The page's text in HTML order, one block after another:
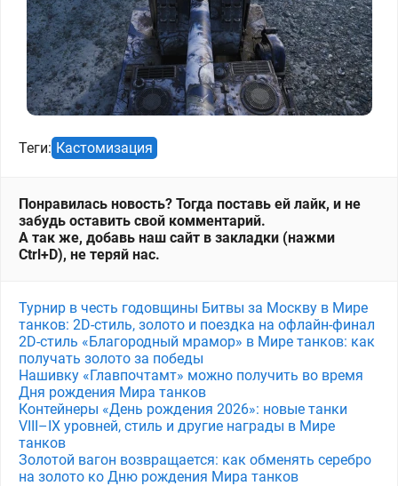
Теги: Кастомизация
Понравилась новость? Тогда поставь ей лайк, и не
забудь оставить свой комментарий.
А так же, добавь наш сайт в закладки (нажми
Ctrl+D), не теряй нас.
Турнир в честь годовщины Битвы за Москву в Мире
танков: 2D-стиль, золото и поездка на офлайн-финал
2D-стиль «Благородный мрамор» в Мире танков: как
получать золото за победы
Нашивку «Главпочтамт» можно получить во время
Дня рождения Мира танков
Контейнеры «День рождения 2026»: новые танки
VIII–IX уровней, стиль и другие награды в Мире
танков
Золотой вагон возвращается: как обменять серебро
на золото ко Дню рождения Мира танков